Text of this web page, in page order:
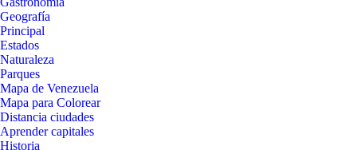
Geografía
Principal
Estados
Naturaleza
Parques
Mapa de Venezuela
Mapa para Colorear
Distancia ciudades
Aprender capitales
Historia